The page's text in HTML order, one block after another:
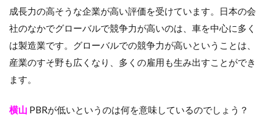
成長力の高そうな企業が高い評価を受けています。日本の会
社のなかでグローバルで競争力が高いのは、車を中心に多く
は製造業です。グローバルでの競争力が高いということは、
産業のすそ野も広くなり、多くの雇用も生み出すことができ
ます。
横山 PBRが低いというのは何を意味しているのでしょう？